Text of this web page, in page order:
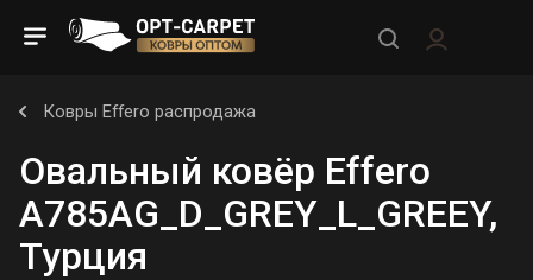
Ковры Effero распродажа
Овальный ковёр Effero
A785AG_D_GREY_L_GREEY,
Турция